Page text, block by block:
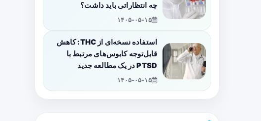
چه انتظاراتی باید داشت؟
۱۴۰۵-۰۵-۱۵
استفاده نسخه‌ای از THC: کاهش
قابل‌توجه کابوس‌های مرتبط با
PTSD در یک مطالعه جدید
۱۴۰۵-۰۵-۱۵